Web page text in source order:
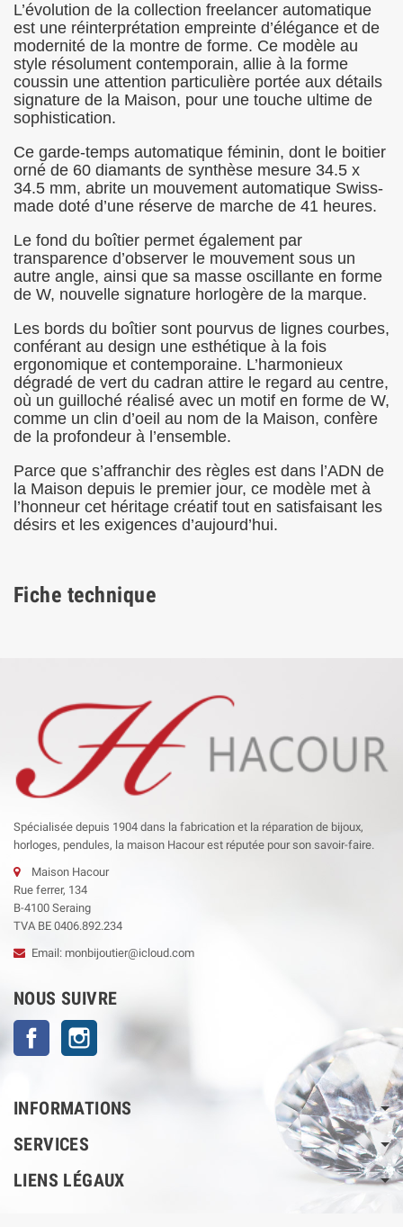
L’évolution de la collection freelancer automatique
est une réinterprétation empreinte d’élégance et de
modernité de la montre de forme. Ce modèle au
style résolument contemporain, allie à la forme
coussin une attention particulière portée aux détails
signature de la Maison, pour une touche ultime de
sophistication.
Ce garde-temps automatique féminin, dont le boitier
orné de 60 diamants de synthèse mesure 34.5 x
34.5 mm, abrite un mouvement automatique Swiss-
made doté d’une réserve de marche de 41 heures.
Le fond du boîtier permet également par
transparence d’observer le mouvement sous un
autre angle, ainsi que sa masse oscillante en forme
de W, nouvelle signature horlogère de la marque.
Les bords du boîtier sont pourvus de lignes courbes,
conférant au design une esthétique à la fois
ergonomique et contemporaine. L’harmonieux
dégradé de vert du cadran attire le regard au centre,
où un guilloché réalisé avec un motif en forme de W,
comme un clin d’oeil au nom de la Maison, confère
de la profondeur à l’ensemble.
Parce que s’affranchir des règles est dans l’ADN de
la Maison depuis le premier jour, ce modèle met à
l’honneur cet héritage créatif tout en satisfaisant les
désirs et les exigences d’aujourd’hui.
Fiche technique
Spécialisée depuis 1904 dans la fabrication et la réparation de bijoux,
horloges, pendules, la maison Hacour est réputée pour son savoir-faire.
Maison Hacour
Rue ferrer, 134
B-4100 Seraing
TVA BE 0406.892.234
Email: monbijoutier@icloud.com
NOUS SUIVRE
Facebook
INFORMATIONS
SERVICES
LIENS LÉGAUX